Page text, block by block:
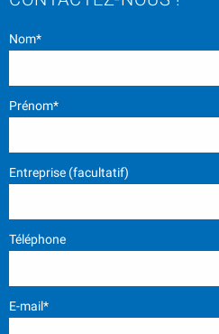
Nom*
Prénom*
Entreprise (facultatif)
Téléphone
E-mail*